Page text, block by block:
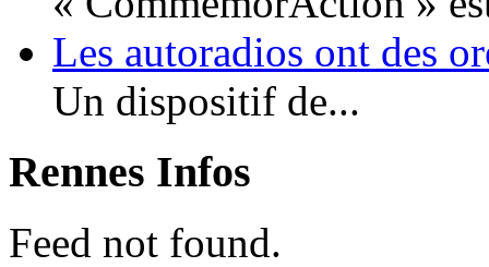
Les autoradios ont des
Un dispositif de...
Rennes Infos
Feed not found.